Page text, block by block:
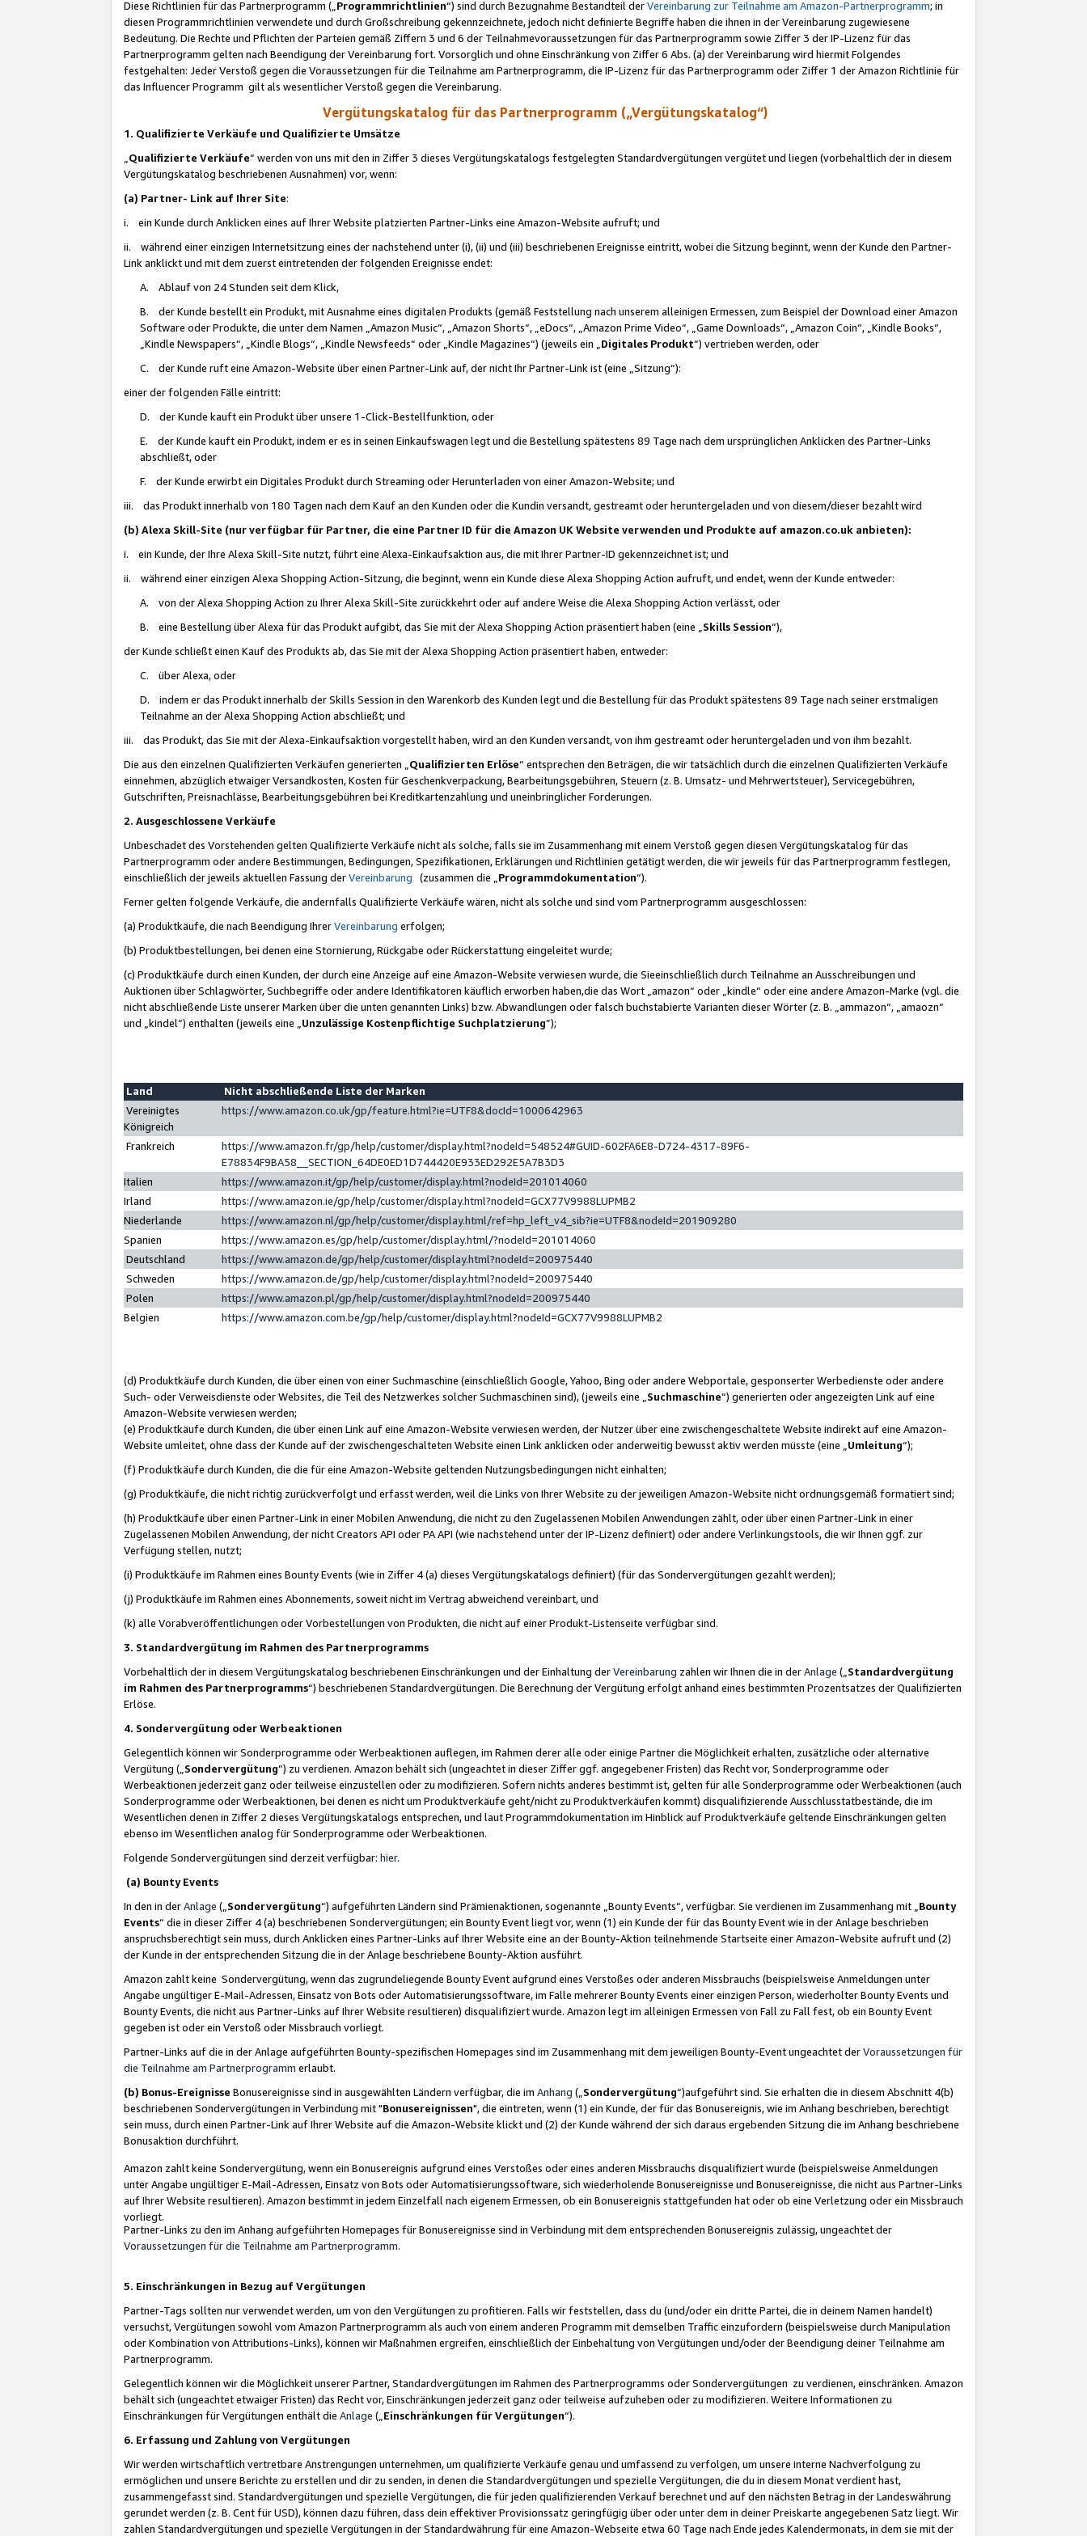
Diese Richtlinien für das Partnerprogramm („Programmrichtlinien“) sind durch Bezugnahme Bestandteil derVereinbarung zur Teilnahme am Amazon-Partnerprogramm; in
diesen Programmrichtlinien verwendete und durch Großschreibung gekennzeichnete, jedoch nicht definierte Begriffe haben die ihnen in der Vereinbarung zugewiesene
Bedeutung. Die Rechte und Pflichten der Parteien gemäß Ziffern 3 und 6 der Teilnahmevoraussetzungen für das Partnerprogramm sowie Ziffer 3 der IP-Lizenz für das
Partnerprogramm gelten nach Beendigung der Vereinbarung fort. Vorsorglich und ohne Einschränkung von Ziffer 6 Abs. (a) der Vereinbarung wird hiermit Folgendes
festgehalten: Jeder Verstoß gegen die Voraussetzungen für die Teilnahme am Partnerprogramm, die IP-Lizenz für das Partnerprogramm oder Ziffer 1 der Amazon Richtlinie für
das Influencer Programm gilt als wesentlicher Verstoß gegen die Vereinbarung.
Vergütungskatalog für das Partnerprogramm („Vergütungskatalog“)
1. Qualifizierte Verkäufe und Qualifizierte Umsätze
Qualifizierte Verkäufe“ werden von uns mit den in Ziffer 3 dieses Vergütungskatalogs festgelegten Standardvergütungen vergütet und liegen (vorbehaltlich der in diesem
Vergütungskatalog beschriebenen Ausnahmen) vor, wenn:
(a) Partner- Link auf Ihrer Site:
i. ein Kunde durch Anklicken eines auf Ihrer Website platzierten Partner-Links eine Amazon-Website aufruft; und
ii. während einer einzigen Internetsitzung eines der nachstehend unter (i), (ii) und (iii) beschriebenen Ereignisse eintritt, wobei die Sitzung beginnt, wenn der Kunde den Partner-
Link anklickt und mit dem zuerst eintretenden der folgenden Ereignisse endet:
A. Ablauf von 24 Stunden seit dem Klick,
B. der Kunde bestellt ein Produkt, mit Ausnahme eines digitalen Produkts (gemäß Feststellung nach unserem alleinigen Ermessen, zum Beispiel der Download einer Amazon
Software oder Produkte, die unter dem Namen „Amazon Music“, „Amazon Shorts“, „eDocs“, „Amazon Prime Video“, „Game Downloads“, „Amazon Coin“, „Kindle Books“,
„Kindle Newspapers“, „Kindle Blogs“, „Kindle Newsfeeds“ oder „Kindle Magazines“) (jeweils ein „ Digitales Produkt“) vertrieben werden, oder
C. der Kunde ruft eine Amazon-Website über einen Partner-Link auf, der nicht Ihr Partner-Link ist (eine „Sitzung“):
einer der folgenden Fälle eintritt:
D. der Kunde kauft ein Produkt über unsere 1-Click-Bestellfunktion, oder
E. der Kunde kauft ein Produkt, indem er es in seinen Einkaufswagen legt und die Bestellung spätestens 89 Tage nach dem ursprünglichen Anklicken des Partner-Links
abschließt, oder
F. der Kunde erwirbt ein Digitales Produkt durch Streaming oder Herunterladen von einer Amazon-Website; und
iii. das Produkt innerhalb von 180 Tagen nach dem Kauf an den Kunden oder die Kundin versandt, gestreamt oder heruntergeladen und von diesem/dieser bezahlt wird
(b) Alexa Skill-Site (nur verfügbar für Partner, die eine Partner ID für die Amazon UK Website verwenden und Produkte auf amazon.co.uk anbieten):
i. ein Kunde, der Ihre Alexa Skill-Site nutzt, führt eine Alexa-Einkaufsaktion aus, die mit Ihrer Partner-ID gekennzeichnet ist; und
ii. während einer einzigen Alexa Shopping Action-Sitzung, die beginnt, wenn ein Kunde diese Alexa Shopping Action aufruft, und endet, wenn der Kunde entweder:
A. von der Alexa Shopping Action zu Ihrer Alexa Skill-Site zurückkehrt oder auf andere Weise die Alexa Shopping Action verlässt, oder
B. eine Bestellung über Alexa für das Produkt aufgibt, das Sie mit der Alexa Shopping Action präsentiert haben (eine „ Skills Session“),
der Kunde schließt einen Kauf des Produkts ab, das Sie mit der Alexa Shopping Action präsentiert haben, entweder:
C. über Alexa, oder
D. indem er das Produkt innerhalb der Skills Session in den Warenkorb des Kunden legt und die Bestellung für das Produkt spätestens 89 Tage nach seiner erstmaligen
Teilnahme an der Alexa Shopping Action abschließt; und
iii. das Produkt, das Sie mit der Alexa-Einkaufsaktion vorgestellt haben, wird an den Kunden versandt, von ihm gestreamt oder heruntergeladen und von ihm bezahlt.
Die aus den einzelnen Qualifizierten Verkäufen generierten „ Qualifizierten Erlöse“ entsprechen den Beträgen, die wir tatsächlich durch die einzelnen Qualifizierten Verkäufe
einnehmen, abzüglich etwaiger Versandkosten, Kosten für Geschenkverpackung, Bearbeitungsgebühren, Steuern (z. B. Umsatz- und Mehrwertsteuer), Servicegebühren,
Gutschriften, Preisnachlässe, Bearbeitungsgebühren bei Kreditkartenzahlung und uneinbringlicher Forderungen.
2. Ausgeschlossene Verkäufe
Unbeschadet des Vorstehenden gelten Qualifizierte Verkäufe nicht als solche, falls sie im Zusammenhang mit einem Verstoß gegen diesen Vergütungskatalog für das
Partnerprogramm oder andere Bestimmungen, Bedingungen, Spezifikationen, Erklärungen und Richtlinien getätigt werden, die wir jeweils für das Partnerprogramm festlegen,
einschließlich der jeweils aktuellen Fassung derVereinbarung (zusammen die „ Programmdokumentation“).
Ferner gelten folgende Verkäufe, die andernfalls Qualifizierte Verkäufe wären, nicht als solche und sind vom Partnerprogramm ausgeschlossen:
(a) Produktkäufe, die nach Beendigung IhrerVereinbarung erfolgen;
(b) Produktbestellungen, bei denen eine Stornierung, Rückgabe oder Rückerstattung eingeleitet wurde;
(c) Produktkäufe durch einen Kunden, der durch eine Anzeige auf eine Amazon-Website verwiesen wurde, die Sieeinschließlich durch Teilnahme an Ausschreibungen und
Auktionen über Schlagwörter, Suchbegriffe oder andere Identifikatoren käuflich erworben haben,die das Wort „amazon“ oder „kindle“ oder eine andere Amazon-Marke (vgl. die
nicht abschließende Liste unserer Marken über die unten genannten Links) bzw. Abwandlungen oder falsch buchstabierte Varianten dieser Wörter (z. B. „ammazon“, „amaozn“
und „kindel“) enthalten (jeweils eine „ Unzulässige Kostenpflichtige Suchplatzierung”);
Land
Nicht abschließende Liste der Marken
Vereinigtes
Königreich
https://www.amazon.co.uk/gp/feature.html?ie=UTF8&docId=1000642963
Frankreich
https://www.amazon.fr/gp/help/customer/display.html?nodeId=548524#GUID-602FA6E8-D724-4317-89F6-
E78834F9BA58__SECTION_64DE0ED1D744420E933ED292E5A7B3D3
Italien
https://www.amazon.it/gp/help/customer/display.html?nodeId=201014060
Irland
https://www.amazon.ie/gp/help/customer/display.html?nodeId=GCX77V9988LUPMB2
Niederlande
https://www.amazon.nl/gp/help/customer/display.html/ref=hp_left_v4_sib?ie=UTF8&nodeId=201909280
Spanien
https://www.amazon.es/gp/help/customer/display.html/?nodeId=201014060
Deutschland
https://www.amazon.de/gp/help/customer/display.html?nodeId=200975440
Schweden
https://www.amazon.de/gp/help/customer/display.html?nodeId=200975440
Polen
https://www.amazon.pl/gp/help/customer/display.html?nodeId=200975440
Belgien
https://www.amazon.com.be/gp/help/customer/display.html?nodeId=GCX77V9988LUPMB2
(d) Produktkäufe durch Kunden, die über einen von einer Suchmaschine (einschließlich Google, Yahoo, Bing oder andere Webportale, gesponserter Werbedienste oder andere
Such- oder Verweisdienste oder Websites, die Teil des Netzwerkes solcher Suchmaschinen sind), (jeweils eine „ Suchmaschine“) generierten oder angezeigten Link auf eine
Amazon-Website verwiesen werden;
(e) Produktkäufe durch Kunden, die über einen Link auf eine Amazon-Website verwiesen werden, der Nutzer über eine zwischengeschaltete Website indirekt auf eine Amazon-
Website umleitet, ohne dass der Kunde auf der zwischengeschalteten Website einen Link anklicken oder anderweitig bewusst aktiv werden müsste (eine „ Umleitung“);
(f) Produktkäufe durch Kunden, die die für eine Amazon-Website geltenden Nutzungsbedingungen nicht einhalten;
(g) Produktkäufe, die nicht richtig zurückverfolgt und erfasst werden, weil die Links von Ihrer Website zu der jeweiligen Amazon-Website nicht ordnungsgemäß formatiert sind;
(h) Produktkäufe über einen Partner-Link in einer Mobilen Anwendung, die nicht zu den Zugelassenen Mobilen Anwendungen zählt, oder über einen Partner-Link in einer
Zugelassenen Mobilen Anwendung, der nicht Creators API oder PA API (wie nachstehend unter der IP-Lizenz definiert) oder andere Verlinkungstools, die wir Ihnen ggf. zur
Verfügung stellen, nutzt;
(i) Produktkäufe im Rahmen eines Bounty Events (wie in Ziffer 4 (a) dieses Vergütungskatalogs definiert) (für das Sondervergütungen gezahlt werden);
(j) Produktkäufe im Rahmen eines Abonnements, soweit nicht im Vertrag abweichend vereinbart, und
(k) alle Vorabveröffentlichungen oder Vorbestellungen von Produkten, die nicht auf einer Produkt-Listenseite verfügbar sind.
3. Standardvergütung im Rahmen des Partnerprogramms
Vorbehaltlich der in diesem Vergütungskatalog beschriebenen Einschränkungen und der Einhaltung derVereinbarung zahlen wir Ihnen die in derAnlage („ Standardvergütung
im Rahmen des Partnerprogramms“) beschriebenen Standardvergütungen. Die Berechnung der Vergütung erfolgt anhand eines bestimmten Prozentsatzes der Qualifizierten
Erlöse.
4. Sondervergütung oder Werbeaktionen
Gelegentlich können wir Sonderprogramme oder Werbeaktionen auflegen, im Rahmen derer alle oder einige Partner die Möglichkeit erhalten, zusätzliche oder alternative
Vergütung („ Sondervergütung”) zu verdienen. Amazon behält sich (ungeachtet in dieser Ziffer ggf. angegebener Fristen) das Recht vor, Sonderprogramme oder
Werbeaktionen jederzeit ganz oder teilweise einzustellen oder zu modifizieren. Sofern nichts anderes bestimmt ist, gelten für alle Sonderprogramme oder Werbeaktionen (auch
Sonderprogramme oder Werbeaktionen, bei denen es nicht um Produktverkäufe geht/nicht zu Produktverkäufen kommt) disqualifizierende Ausschlusstatbestände, die im
Wesentlichen denen in Ziffer 2 dieses Vergütungskatalogs entsprechen, und laut Programmdokumentation im Hinblick auf Produktverkäufe geltende Einschränkungen gelten
ebenso im Wesentlichen analog für Sonderprogramme oder Werbeaktionen.
Folgende Sondervergütungen sind derzeit verfügbar: hier.
(a) Bounty Events
In den in derAnlage („ Sondervergütung“) aufgeführten Ländern sind Prämienaktionen, sogenannte „Bounty Events“, verfügbar. Sie verdienen im Zusammenhang mit „ Bounty
Events“ die in dieser Ziffer 4 (a) beschriebenen Sondervergütungen; ein Bounty Event liegt vor, wenn (1) ein Kunde der für das Bounty Event wie in der Anlage beschrieben
anspruchsberechtigt sein muss, durch Anklicken eines Partner-Links auf Ihrer Website eine an der Bounty-Aktion teilnehmende Startseite einer Amazon-Website aufruft und (2)
der Kunde in der entsprechenden Sitzung die in der Anlage beschriebene Bounty-Aktion ausführt.
Amazon zahlt keine Sondervergütung, wenn das zugrundeliegende Bounty Event aufgrund eines Verstoßes oder anderen Missbrauchs (beispielsweise Anmeldungen unter
Angabe ungültiger E-Mail-Adressen, Einsatz von Bots oder Automatisierungssoftware, im Falle mehrerer Bounty Events einer einzigen Person, wiederholter Bounty Events und
Bounty Events, die nicht aus Partner-Links auf Ihrer Website resultieren) disqualifiziert wurde. Amazon legt im alleinigen Ermessen von Fall zu Fall fest, ob ein Bounty Event
gegeben ist oder ein Verstoß oder Missbrauch vorliegt.
Partner-Links auf die in der Anlage aufgeführten Bounty-spezifischen Homepages sind im Zusammenhang mit dem jeweiligen Bounty-Event ungeachtet derVoraussetzungen für
die Teilnahme am Partnerprogramm erlaubt.
(b) Bonus-Ereignisse Bonusereignisse sind in ausgewählten Ländern verfügbar, die im Anhang („ Sondervergütung“)aufgeführt sind. Sie erhalten die in diesem Abschnitt 4(b)
beschriebenen Sondervergütungen in Verbindung mit "Bonusereignissen", die eintreten, wenn (1) ein Kunde, der für das Bonusereignis, wie im Anhang beschrieben, berechtigt
sein muss, durch einen Partner-Link auf Ihrer Website auf die Amazon-Website klickt und (2) der Kunde während der sich daraus ergebenden Sitzung die im Anhang beschriebene
Bonusaktion durchführt.
Amazon zahlt keine Sondervergütung, wenn ein Bonusereignis aufgrund eines Verstoßes oder eines anderen Missbrauchs disqualifiziert wurde (beispielsweise Anmeldungen
unter Angabe ungültiger E-Mail-Adressen, Einsatz von Bots oder Automatisierungssoftware, sich wiederholende Bonusereignisse und Bonusereignisse, die nicht aus Partner-Links
auf Ihrer Website resultieren). Amazon bestimmt in jedem Einzelfall nach eigenem Ermessen, ob ein Bonusereignis stattgefunden hat oder ob eine Verletzung oder ein Missbrauch
vorliegt.
Partner-Links zu den im Anhang aufgeführten Homepages für Bonusereignisse sind in Verbindung mit dem entsprechenden Bonusereignis zulässig, ungeachtet der
Voraussetzungen für die Teilnahme am Partnerprogramm.
5. Einschränkungen in Bezug auf Vergütungen
Partner-Tags sollten nur verwendet werden, um von den Vergütungen zu profitieren. Falls wir feststellen, dass du (und/oder ein dritte Partei, die in deinem Namen handelt)
versuchst, Vergütungen sowohl vom Amazon Partnerprogramm als auch von einem anderen Programm mit demselben Traffic einzufordern (beispielsweise durch Manipulation
oder Kombination von Attributions-Links), können wir Maßnahmen ergreifen, einschließlich der Einbehaltung von Vergütungen und/oder der Beendigung deiner Teilnahme am
Partnerprogramm.
Gelegentlich können wir die Möglichkeit unserer Partner, Standardvergütungen im Rahmen des Partnerprogramms oder Sondervergütungen zu verdienen, einschränken. Amazon
behält sich (ungeachtet etwaiger Fristen) das Recht vor, Einschränkungen jederzeit ganz oder teilweise aufzuheben oder zu modifizieren. Weitere Informationen zu
Einschränkungen für Vergütungen enthält die Anlage („ Einschränkungen für Vergütungen“).
6. Erfassung und Zahlung von Vergütungen
Wir werden wirtschaftlich vertretbare Anstrengungen unternehmen, um qualifizierte Verkäufe genau und umfassend zu verfolgen, um unsere interne Nachverfolgung zu
ermöglichen und unsere Berichte zu erstellen und dir zu senden, in denen die Standardvergütungen und spezielle Vergütungen, die du in diesem Monat verdient hast,
zusammengefasst sind. Standardvergütungen und spezielle Vergütungen, die für jeden qualifizierenden Verkauf berechnet und auf den nächsten Betrag in der Landeswährung
gerundet werden (z. B. Cent für USD), können dazu führen, dass dein effektiver Provisionssatz geringfügig über oder unter dem in deiner Preiskarte angegebenen Satz liegt. Wir
zahlen Standardvergütungen und spezielle Vergütungen in der Standardwährung für eine Amazon-Webseite etwa 60 Tage nach Ende jedes Kalendermonats, in dem sie mit der